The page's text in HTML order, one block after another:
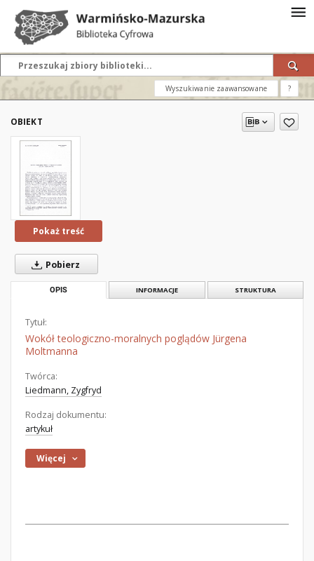
Wyszukiwanie zaawansowane ?
OBIEKT
Pokaż treść
Pobierz
OPIS INFORMACJE STRUKTURA
Tytuł:
Wokół teologiczno-moralnych poglądów Jürgena
Moltmanna
Twórca:
Liedmann, Zygfryd
Rodzaj dokumentu:
artykuł
Więcej